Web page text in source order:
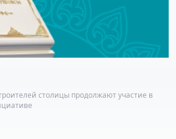
столицы продолжают участие в